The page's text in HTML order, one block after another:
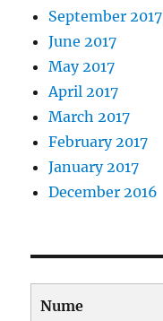
September 2017
June 2017
May 2017
April 2017
March 2017
February 2017
January 2017
December 2016
Nume